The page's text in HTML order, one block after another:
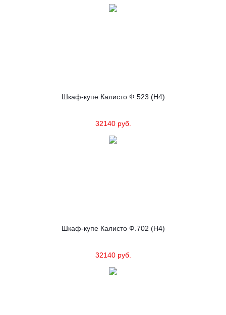
Шкаф-купе Калисто Ф.523 (Н4)
32140 руб.
Шкаф-купе Калисто Ф.702 (Н4)
32140 руб.